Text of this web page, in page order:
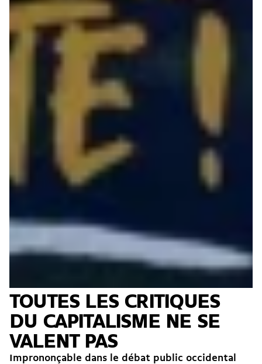
TOUTES LES CRITIQUES
DU CAPITALISME NE SE
VALENT PAS
Imprononçable dans le débat public occidental